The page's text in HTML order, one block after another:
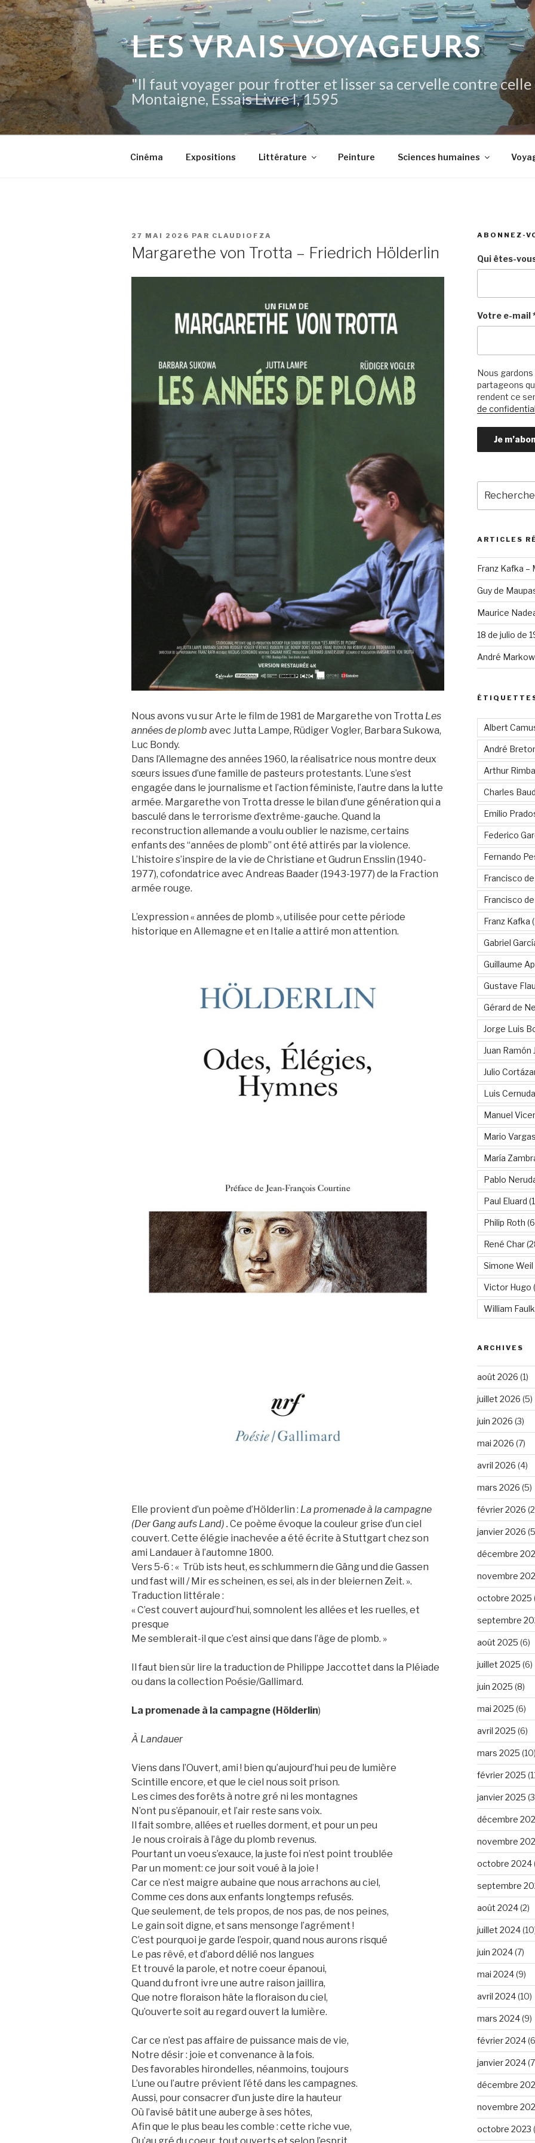
Aller
au
contenu
principal
LES VRAIS VOYAGEURS
"Il faut voyager pour frotter et lisser sa cervelle contre
Montaigne, Essais Livre I, 1595
Cinéma Expositions Littérature Peinture Sciences humaines
PUBLIÉ
27 MAI 2026 PAR CLAUDIOFZA
Margarethe von Trotta – Friedrich Hölderlin
Nous avons vu sur Arte le film de 1981 de Margarethe von Trotta Les
années de plomb avec Jutta Lampe, Rüdiger Vogler, Barbara Sukowa,
Luc Bondy.
Dans l’Allemagne des années 1960, la réalisatrice nous montre deux
sœurs issues d’une famille de pasteurs protestants. L’une s’est
engagée dans le journalisme et l’action féministe, l’autre dans la lutte
armée. Margarethe von Trotta dresse le bilan d’une génération qui a
basculé dans le terrorisme d’extrême-gauche. Quand la
reconstruction allemande a voulu oublier le nazisme, certains
enfants des “années de plomb” ont été attirés par la violence.
L’histoire s’inspire de la vie de Christiane et Gudrun Ensslin (1940-
1977), cofondatrice avec Andreas Baader (1943-1977) de la Fraction
armée rouge.
L’expression « années de plomb », utilisée pour cette période
historique en Allemagne et en Italie a attiré mon attention.
Elle provient d’un poème d’Hölderlin : La promenade à la campagne
(Der Gang aufs Land) . Ce poème évoque la couleur grise d’un ciel
couvert. Cette élégie inachevée a été écrite à Stuttgart chez son
ami Landauer à l’automne 1800.
Vers 5-6 : « Trüb ists heut, es schlummern die Gäng und die Gassen
und fast will / Mir es scheinen, es sei, als in der bleiernen Zeit. ».
Traduction littérale :
« C’est couvert aujourd’hui, somnolent les allées et les ruelles, et
presque
Me semblerait-il que c’est ainsi que dans l’âge de plomb. »
Il faut bien sûr lire la traduction de Philippe Jaccottet dans la Pléiade
ou dans la collection Poésie/Gallimard.
La promenade à la campagne (Hölderlin)
À Landauer
Viens dans l’Ouvert, ami ! bien qu’aujourd’hui peu de lumière
Scintille encore, et que le ciel nous soit prison.
Les cimes des forêts à notre gré ni les montagnes
N’ont pu s’épanouir, et l’air reste sans voix.
Il fait sombre, allées et ruelles dorment, et pour un peu
Je nous croirais à l’âge du plomb revenus.
Pourtant un voeu s’exauce, la juste foi n’est point troublée
Par un moment: ce jour soit voué à la joie !
Car ce n’est maigre aubaine que nous arrachons au ciel,
Comme ces dons aux enfants longtemps refusés.
Que seulement, de tels propos, de nos pas, de nos peines,
Le gain soit digne, et sans mensonge l’agrément !
C’est pourquoi je garde l’espoir, quand nous aurons risqué
Le pas rêvé, et d’abord délié nos langues
Et trouvé la parole, et notre coeur épanoui,
Quand du front ivre une autre raison jaillira,
Que notre floraison hâte la floraison du ciel,
Qu’ouverte soit au regard ouvert la lumière.
Car ce n’est pas affaire de puissance mais de vie,
Notre désir : joie et convenance à la fois.
Des favorables hirondelles, néanmoins, toujours
L’une ou l’autre prévient l’été dans les campagnes.
Aussi, pour consacrer d’un juste dire la hauteur
Où l’avisé bâtit une auberge à ses hôtes,
Afin que le plus beau les comble : cette riche vue,
Qu’au gré du coeur, tout ouverts et selon l’esprit,
ABONNEZ-
Qui êtes-
Votre e-mail
Nous
partageons
rendent ce
de
pour
:
ARTICLES
Franz Kafka –
Guy de
Maurice
18 de julio de
André
Albert
André
Arthur
Charles
Emilio
Federico
Fernando
Francisco
Francisco
Franz Kafka
Gabriel
Guillaume
Gustave
Gérard de
Jorge Luis
Juan Ramón
Julio
Luis Cernuda
Manuel
Mario
María
Pablo
Paul Eluard
Philip Roth
René Char
Simone Weil
Victor Hugo
William
ARCHIVES
août 2026 (1)
juillet 2026 (5)
juin 2026 (3)
mai 2026 (7)
avril 2026 (4)
mars 2026 (5)
février 2026
janvier 2026
décembre
novembre
octobre 2025
septembre
août 2025 (6)
juillet 2025 (6)
juin 2025 (8)
mai 2025 (6)
avril 2025 (6)
mars 2025 (10)
février 2025
janvier 2025
décembre
novembre
octobre 2024
septembre
août 2024(2)
juillet 2024
juin 2024(7)
mai 2024(9)
avril 2024(10)
mars 2024(9)
février 2024
janvier 2024
décembre
novembre
octobre 2023